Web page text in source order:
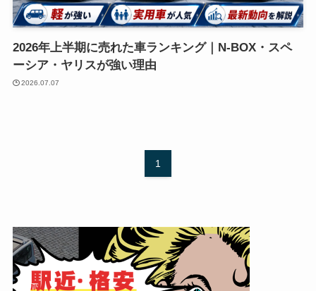
2026年上半期に売れた車ランキング｜N-BOX・スペ
ーシア・ヤリスが強い理由
2026.07.07
1